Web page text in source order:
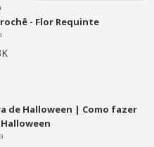
- Flor Requinte
de Halloween | Como fazer